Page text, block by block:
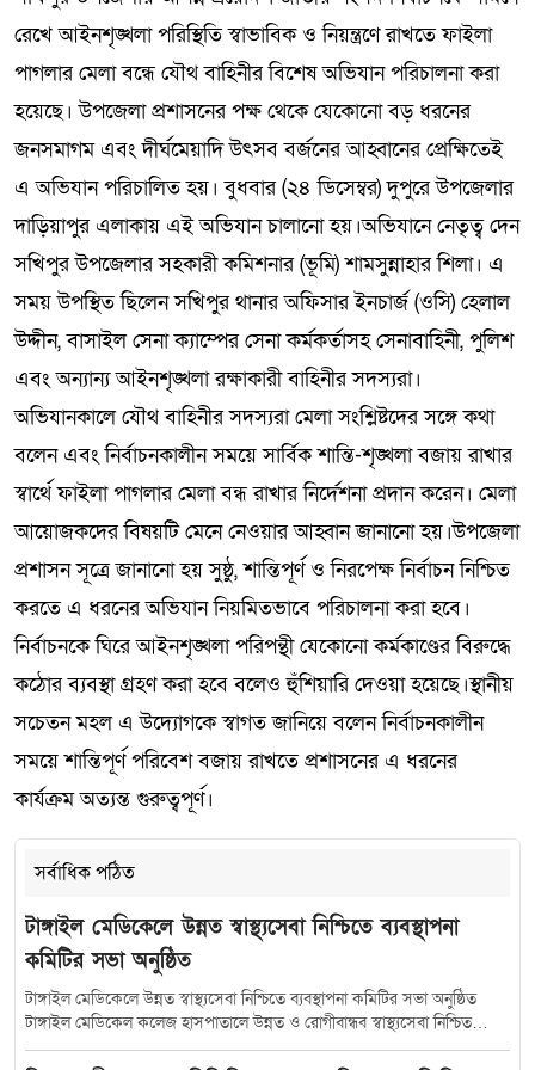
রেখে আইনশৃঙ্খলা পরিস্থিতি স্বাভাবিক ও নিয়ন্ত্রণে রাখতে ফাইলা
পাগলার মেলা বন্ধে যৌথ বাহিনীর বিশেষ অভিযান পরিচালনা করা
হয়েছে। উপজেলা প্রশাসনের পক্ষ থেকে যেকোনো বড় ধরনের
জনসমাগম এবং দীর্ঘমেয়াদি উৎসব বর্জনের আহ্বানের প্রেক্ষিতেই
এ অভিযান পরিচালিত হয়। বুধবার (২৪ ডিসেম্বর) দুপুরে উপজেলার
দাড়িয়াপুর এলাকায় এই অভিযান চালানো হয়।অভিযানে নেতৃত্ব দেন
সখিপুর উপজেলার সহকারী কমিশনার (ভূমি) শামসুন্নাহার শিলা। এ
সময় উপস্থিত ছিলেন সখিপুর থানার অফিসার ইনচার্জ (ওসি) হেলাল
উদ্দীন, বাসাইল সেনা ক্যাম্পের সেনা কর্মকর্তাসহ সেনাবাহিনী, পুলিশ
এবং অন্যান্য আইনশৃঙ্খলা রক্ষাকারী বাহিনীর সদস্যরা।
অভিযানকালে যৌথ বাহিনীর সদস্যরা মেলা সংশ্লিষ্টদের সঙ্গে কথা
বলেন এবং নির্বাচনকালীন সময়ে সার্বিক শান্তি-শৃঙ্খলা বজায় রাখার
স্বার্থে ফাইলা পাগলার মেলা বন্ধ রাখার নির্দেশনা প্রদান করেন। মেলা
আয়োজকদের বিষয়টি মেনে নেওয়ার আহ্বান জানানো হয়।উপজেলা
প্রশাসন সূত্রে জানানো হয় সুষ্ঠু, শান্তিপূর্ণ ও নিরপেক্ষ নির্বাচন নিশ্চিত
করতে এ ধরনের অভিযান নিয়মিতভাবে পরিচালনা করা হবে।
নির্বাচনকে ঘিরে আইনশৃঙ্খলা পরিপন্থী যেকোনো কর্মকাণ্ডের বিরুদ্ধে
কঠোর ব্যবস্থা গ্রহণ করা হবে বলেও হুঁশিয়ারি দেওয়া হয়েছে।স্থানীয়
সচেতন মহল এ উদ্যোগকে স্বাগত জানিয়ে বলেন নির্বাচনকালীন
সময়ে শান্তিপূর্ণ পরিবেশ বজায় রাখতে প্রশাসনের এ ধরনের
কার্যক্রম অত্যন্ত গুরুত্বপূর্ণ।
সর্বাধিক পঠিত
টাঙ্গাইল মেডিকেলে উন্নত স্বাস্থ্যসেবা নিশ্চিতে ব্যবস্থাপনা
কমিটির সভা অনুষ্ঠিত
টাঙ্গাইল মেডিকেলে উন্নত স্বাস্থ্যসেবা নিশ্চিতে ব্যবস্থাপনা কমিটির সভা অনুষ্ঠিত
টাঙ্গাইল মেডিকেল কলেজ হাসপাতালে উন্নত ও রোগীবান্ধব স্বাস্থ্যসেবা নিশ্চিত
করতে হাসপাতাল ব্যবস্থাপনা কমিটির সমন্বয় সভা অনুষ্ঠিত হয়েছে। শুক্রবার (১০